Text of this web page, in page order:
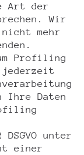
Art der
Wir
mehr
Profiling
jederzeit
Ihre Daten
unter
einer